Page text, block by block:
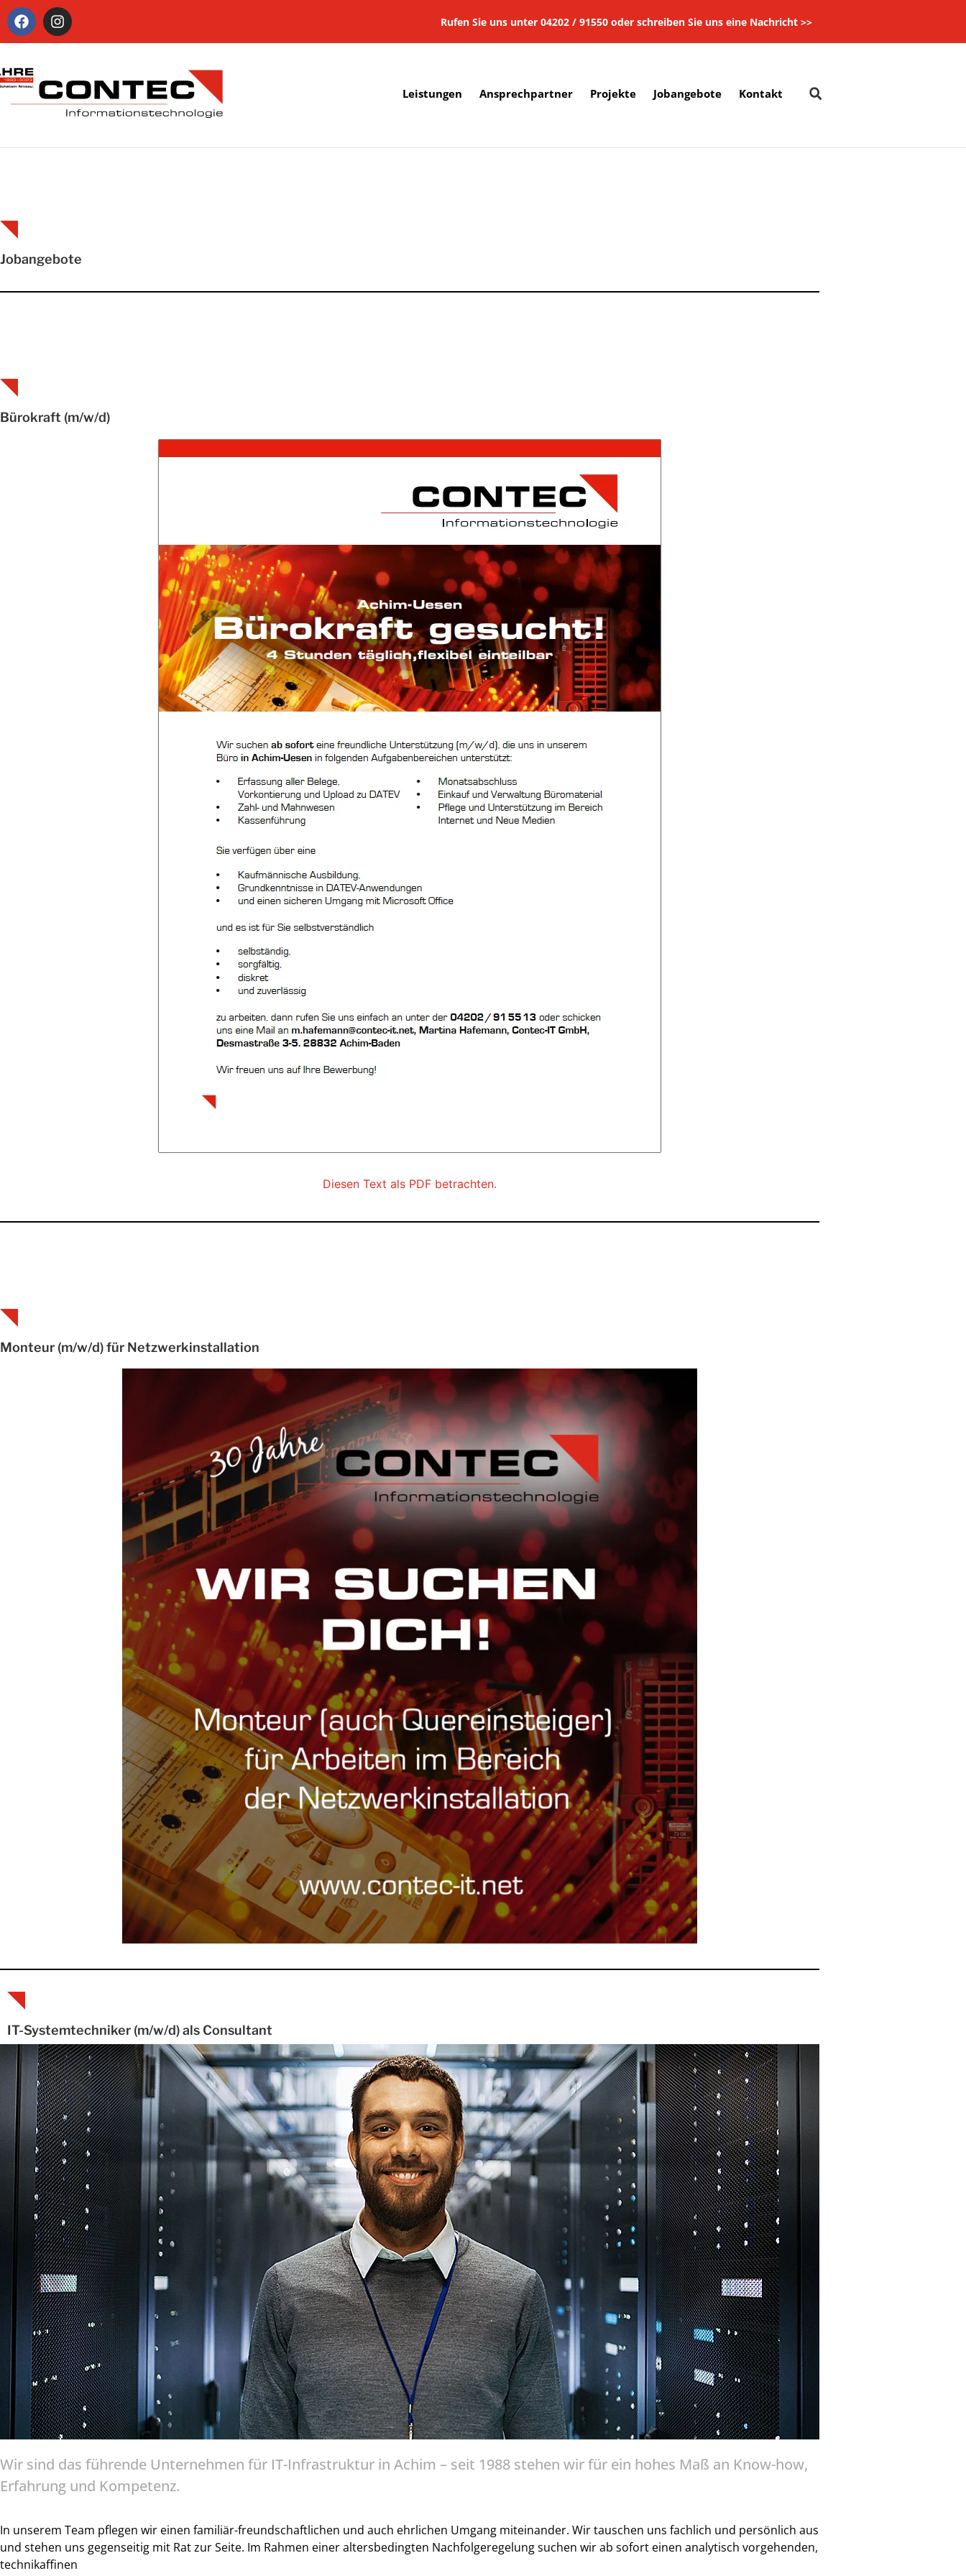
Rufen Sie uns unter 04202 / 91550 oder schreiben Sie uns eine Nachricht >>
Leistungen Ansprechpartner Projekte Jobangebote Kontakt
Jobangebote
Bürokraft (m/w/d)
Diesen Text als PDF betrachten.
Monteur (m/w/d) für Netzwerkinstallation
IT-Systemtechniker (m/w/d) als Consultant
Wir sind das führende Unternehmen für IT-Infrastruktur in Achim – seit 1988 stehen wir für ein hohes Maß an Know-how,
Erfahrung und Kompetenz.
In unserem Team pflegen wir einen familiär-freundschaftlichen und auch ehrlichen Umgang miteinander. Wir tauschen uns fachlich und persönlich aus
und stehen uns gegenseitig mit Rat zur Seite. Im Rahmen einer altersbedingten Nachfolgeregelung suchen wir ab sofort einen analytisch vorgehenden,
technikaffinen